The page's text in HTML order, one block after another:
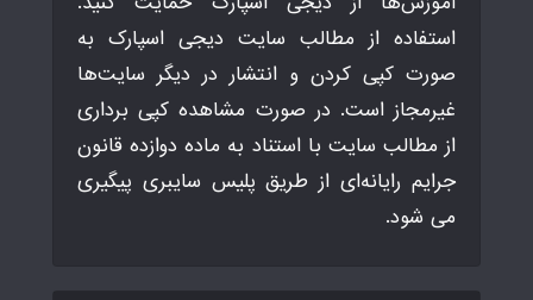
استفاده از مطالب سایت دیجی اسپارک به
صورت کپی کردن و انتشار در دیگر سایت‌ها
غیرمجاز است. در صورت مشاهده کپی برداری
از مطالب سایت با استناد به ماده دوازده قانون
جرایم رایانه‌ای از طریق پلیس سایبری پیگیری
می شود.